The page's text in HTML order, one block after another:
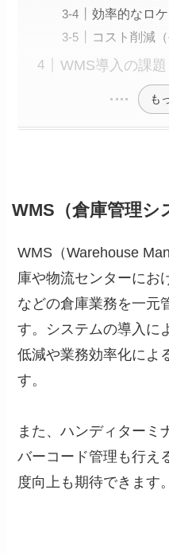
効率的なロ
コスト削減
WMS導入の課題
も
WMS（倉庫管理シ
WMS（Warehouse
庫や物流センターにお
などの倉庫業務を一元
す。システムの導入に
低減や業務効率化によ
す。
また、ハンディターミ
バーコード管理も行え
度向上も期待できます。